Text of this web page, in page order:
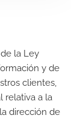
la Ley
y de
clientes,
relativa a la
dirección de